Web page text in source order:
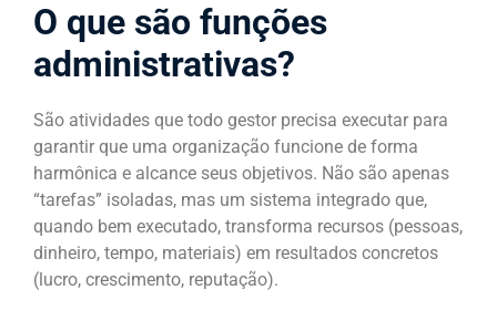
O que são funções
administrativas?
São atividades que todo gestor precisa executar para
garantir que uma organização funcione de forma
harmônica e alcance seus objetivos. Não são apenas
“tarefas” isoladas, mas um sistema integrado que,
quando bem executado, transforma recursos (pessoas,
dinheiro, tempo, materiais) em resultados concretos
(lucro, crescimento, reputação).